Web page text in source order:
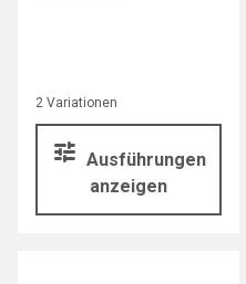
2 Variationen
Ausführungen
anzeigen